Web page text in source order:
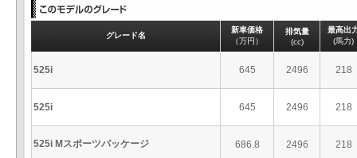
グレード名
新車価格
（万円）
排気量
(cc)
最高出
(馬力)
525i 645 2496 218
525i 645 2496 218
525i Mスポーツパッケージ 686.8 2496 218